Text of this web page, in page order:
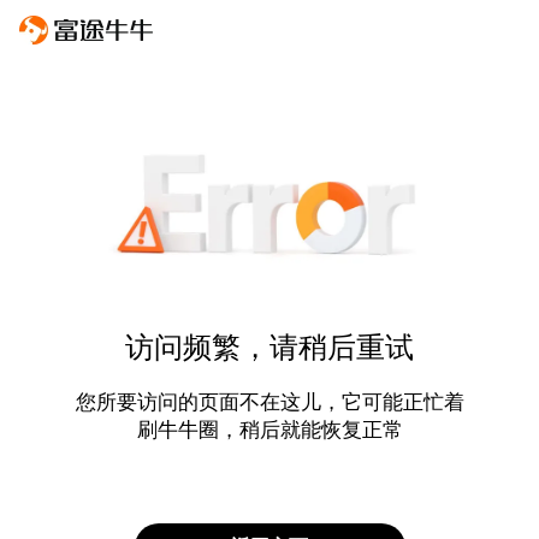
访问频繁，请稍后重试
您所要访问的页面不在这儿，它可能正忙着
刷牛牛圈，稍后就能恢复正常